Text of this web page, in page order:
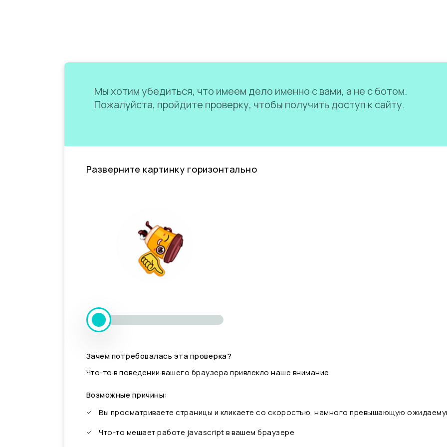
Мы хотим убедиться, что имеем дело именно с вами, а не с ботом.
Пожалуйста, пройдите проверку, чтобы получить доступ к сайту.
Разверните картинку горизонтально
Зачем потребовалась эта проверка?
Что-то в поведении вашего браузера привлекло наше внимание.
Возможные причины:
Вы просматриваете страницы и кликаете со скоростью, намного превышающую
Что-то мешает работе javascript в вашем браузере